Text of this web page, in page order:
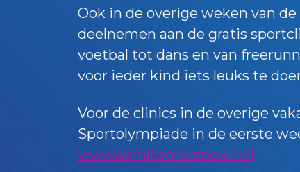
Ook in de overige weken van
deelnemen aan de gratis
voetbal tot dans en van
voor ieder kind iets leuks te
Voor de clinics in de overige
Sportolympiade in de eerste
www.asmlzomerspelen.nl